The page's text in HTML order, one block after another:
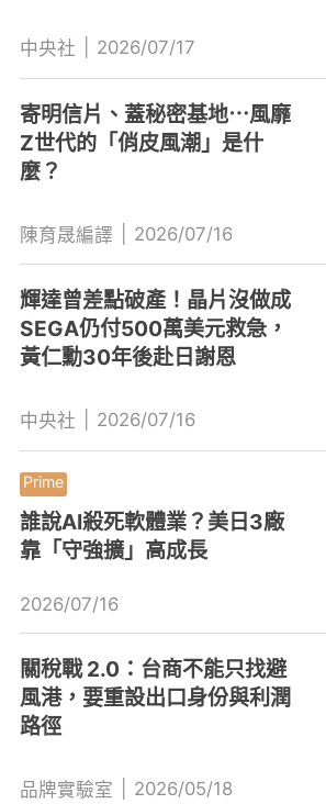
中央社 2026/07/17
寄明信片、蓋秘密基地⋯風靡
Z世代的「俏皮風潮」是什
麼？
陳育晟編譯 2026/07/16
輝達曾差點破產！晶片沒做成
SEGA仍付500萬美元救急，
黃仁勳30年後赴日謝恩
中央社 2026/07/16
誰說AI殺死軟體業？美日3廠
靠「守強擴」高成長
2026/07/16
關稅戰 2.0：台商不能只找避
風港，要重設出口身份與利潤
路徑
品牌實驗室 2026/05/18